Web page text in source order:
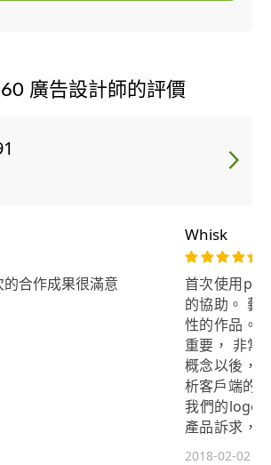
廣告設計師的評價
合作成果很滿意
Whisk
首次使用
的協助。 藝
性的作品。
重要， 非常
概念以後，
析客戶端的
我們的logo
產品訴求，
師，交稿速
2018-02-02